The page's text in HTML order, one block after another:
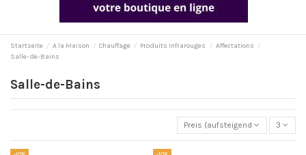
Startseite A la Maison Chauffage Produits Infrarouges
Affectations
Salle-de-Bains
Salle-de-Bains
Preis (aufsteigend) 3